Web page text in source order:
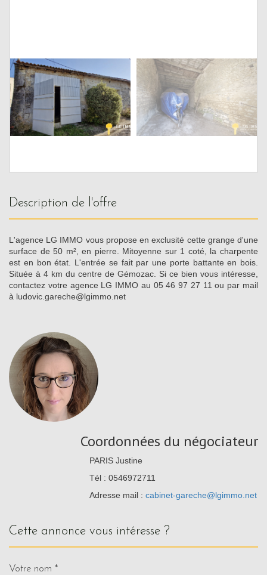
description de l'offre
L'agence LG IMMO vous propose en exclusité cette grange d'une
surface de 50 m², en pierre. Mitoyenne sur 1 coté, la charpente
est en bon état. L'entrée se fait par une porte battante en bois.
Située à 4 km du centre de Gémozac. Si ce bien vous intéresse,
contactez votre agence LG IMMO au 05 46 97 27 11 ou par mail
à ludovic.gareche@lgimmo.net
Coordonnées du négociateur
PARIS Justine
Tél : 0546972711
Adresse mail : cabinet-gareche@lgimmo.net
cette annonce vous intéresse ?
Votre nom *